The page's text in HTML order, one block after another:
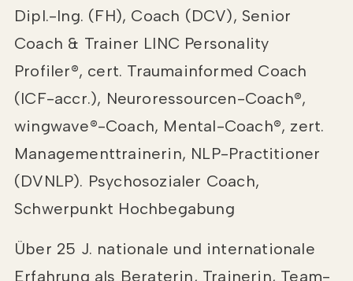
Dipl.-Ing. (FH), Coach (DCV), Senior
Coach & Trainer LINC Personality
Profiler®, cert. Traumainformed Coach
(ICF-accr.), Neuroressourcen-Coach®,
wingwave®-Coach, Mental-Coach®, zert.
Managementtrainerin, NLP-Practitioner
(DVNLP). Psychosozialer Coach,
Schwerpunkt Hochbegabung
Über 25 J. nationale und internationale
Erfahrung als Beraterin, Trainerin, Team-